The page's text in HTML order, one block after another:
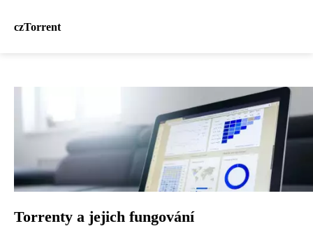
czTorrent
Torrenty a jejich fungování